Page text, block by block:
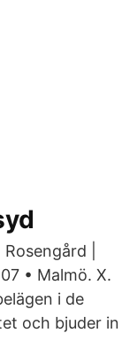
|
• Malmö. X.
i de
och bjuder in